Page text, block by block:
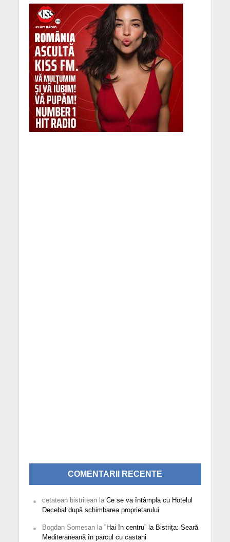
COMENTARII RECENTE
cetatean bistriteanla Ce se va întâmpla cu Hotelul
Decebal după schimbarea proprietarului
Bogdan Somesanla ”Hai în centru” la Bistrița: Seară
Mediteraneană în parcul cu castani